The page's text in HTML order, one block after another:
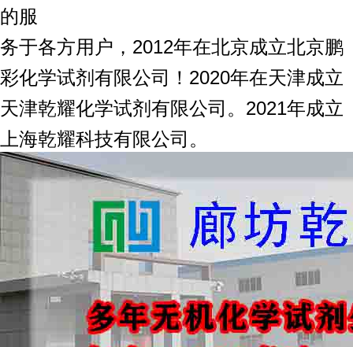
的服
务于各方用户，2012年在北京成立北京鹏
彩化学试剂有限公司！2020年在天津成立
天津乾耀化学试剂有限公司。2021年成立
上海乾耀科技有限公司。